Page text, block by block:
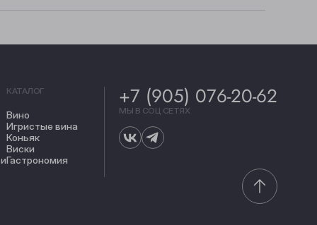
КАТАЛОГ
Вино
Игристые вина
Коньяк
Виски
Гастрономия
+7 (905) 076-20-62
МЫ В СОЦ СЕТЯХ